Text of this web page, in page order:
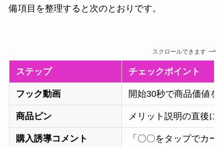
備項目を整理すると次のとおりです。
スクロールできます
ステップ チェックポイント
フック動画 開始30秒で商品価値を
商品ピン メリット説明の直後に
購入誘導コメント 「〇〇をタップでカ